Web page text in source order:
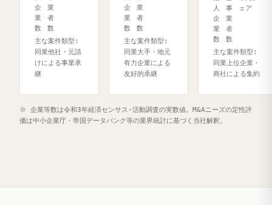
企
業
数
業
者
数
主な案件類型:
同業他社・元請
けによる事業承
継
企
業
数
業
者
数
主な案件類型:
同業大手・地元
有力企業による
友好的承継
人
企
業
数
事
業
者
数
ェア
主な案件類型:
同業上位企業・
商社による集約
※ 企業等数は令和3年経済センサス‐活動調査の実数値。M&Aニーズの定性評
価は中小企業庁・帝国データバンク等の業界統計に基づく当社解釈。